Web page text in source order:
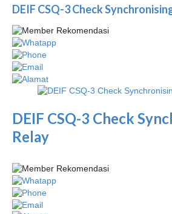
DEIF CSQ-3 Check
DEIF CSQ-3 Check
Relay